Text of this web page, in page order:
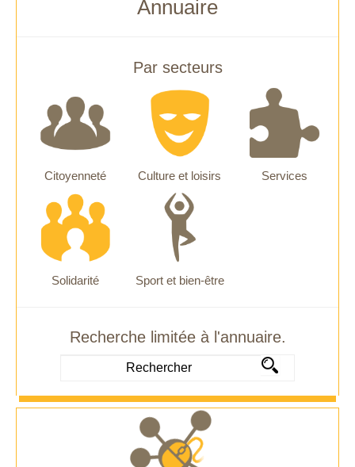
Annuaire
Par secteurs
Citoyenneté Culture et loisirs Services
Solidarité Sport et bien-être
Recherche limitée à l'annuaire.